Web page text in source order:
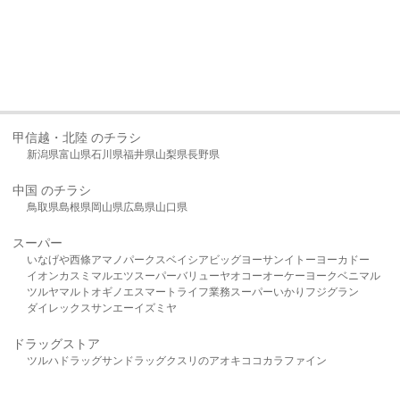
甲信越・北陸 のチラシ
新潟県富山県石川県福井県山梨県長野県
中国 のチラシ
鳥取県島根県岡山県広島県山口県
スーパー
いなげや西條アマノパークスベイシア ビッグヨーサンイトーヨーカドー
イオンカスミ マルエツスーパーバリューヤオコーオーケー ヨークベニマル
ツルヤマルト オギノ エスマート ライフ業務スーパーいかり フジグラン
ダイレックスサンエーイズミヤ
ドラッグストア
ツルハドラッグサンドラッグクスリのアオキ ココカラファイン